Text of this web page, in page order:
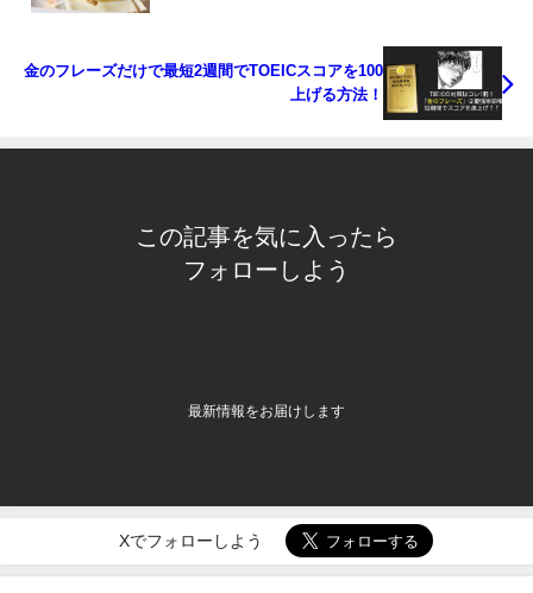
金のフレーズだけで最短2週間でTOEICスコアを100
上げる方法！
この記事を気に入ったら
フォローしよう
最新情報をお届けします
Xでフォローしよう